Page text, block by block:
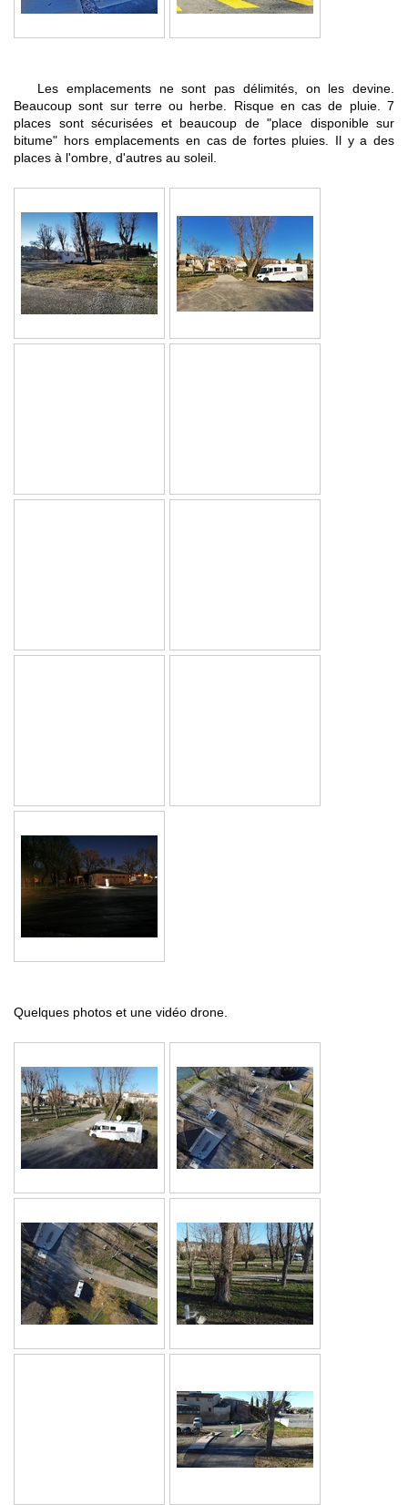
Les emplacements ne sont pas délimités, on les devine.
Beaucoup sont sur terre ou herbe. Risque en cas de pluie. 7
places sont sécurisées et beaucoup de "place disponible sur
bitume" hors emplacements en cas de fortes pluies. Il y a des
places à l'ombre, d'autres au soleil.
Quelques photos et une vidéo drone.